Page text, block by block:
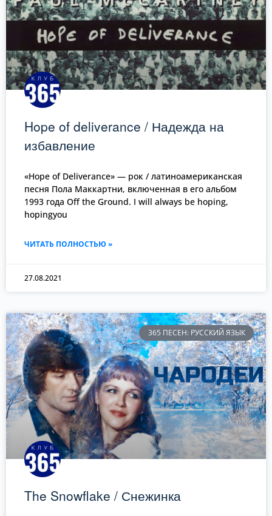
Hope of deliverance / Надежда на
избавление
«Hope of Deliverance» — рок / латиноамериканская
песня Пола Маккартни, включенная в его альбом
1993 года Off the Ground. I will always be hoping,
hopingyou
ЧИТАТЬ ПОЛНОСТЬЮ »
27.08.2021
365 ПЕСЕН: РУССКИЙ ЯЗЫК
The Snowflake / Снежинка